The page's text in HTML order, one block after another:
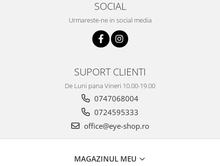
SOCIAL
Urmareste-ne in social media
SUPORT CLIENTI
De Luni pana Vineri 10.00-19.00
0747068004
0724595333
office@eye-shop.ro
MAGAZINUL MEU